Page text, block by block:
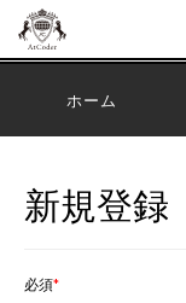
ホーム
新規登録
必須